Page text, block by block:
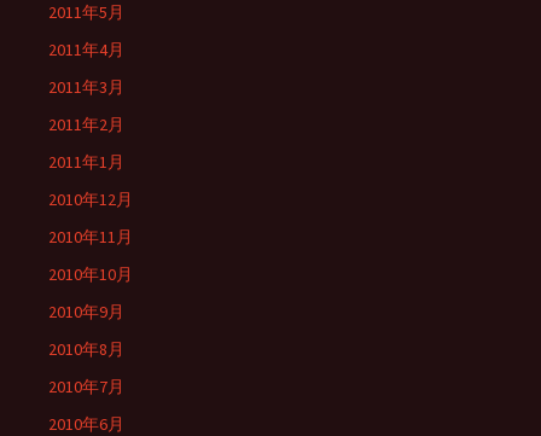
2011年5月
2011年4月
2011年3月
2011年2月
2011年1月
2010年12月
2010年11月
2010年10月
2010年9月
2010年8月
2010年7月
2010年6月